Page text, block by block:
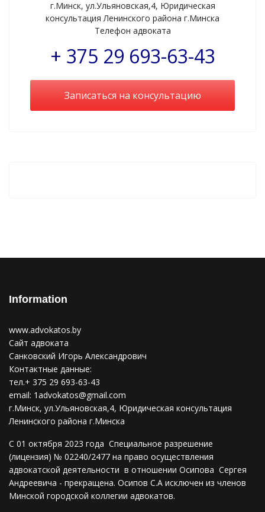
г.Минск, ул.Ульяновская,4, Юридическая
консультация Ленинского района г.Минска
Телефон адвоката
+ 375 29 693-63-43
Записаться на консультацию
Information
www.advokatos.by
Сайт адвоката
Санковский Игорь Александрович
Контактные данные:
тел.+ 375 29 693-63-43
email: 1advokatos@gmail.com
г.Минск, ул.Ульяновская,4, Юридическая консультация
Ленинского района г.Минска
С 01 октября 2023 года Специальное разрешение
(лицензия) № 02240/2477 на право осуществления
адвокатской деятельности в отношении Осипова Сергея
Андреевича - прекращена. Осипов С.А исключен из членов
Минской городской коллегии адвокатов.